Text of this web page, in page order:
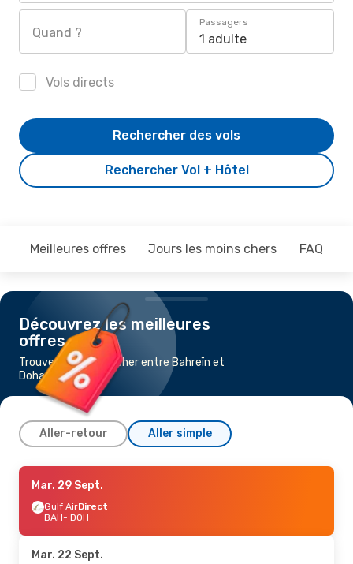
Quand ?
Passagers
1 adulte
Vols directs
Rechercher Vol + Hôtel
Rechercher des vols
Meilleures offres Jours les moins chers FAQ
Découvrez les meilleures
offres
Trouvez un vol pas cher entre Bahreïn et
Doha
Aller-retour Aller simple
Dim. 6 Sept.- Jeu. 10 Sept.
Gulf AirDirect
BAH- DOH
DOH- BAH
Mar. 29 Sept.
Gulf AirDirect
BAH- DOH
Mar. 22 Sept.